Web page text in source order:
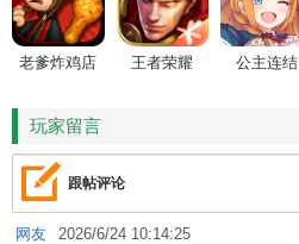
老爹炸鸡店
王者荣耀 公主连结
玩家留言
跟帖评论
网友 2026/6/24 10:14:25